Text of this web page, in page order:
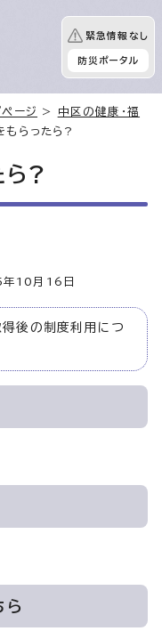
緊急情報なし
防災ポータル
ージ >
中区の健康・福
らったら?
ら?
10月16日
後の制度利用につ
ら